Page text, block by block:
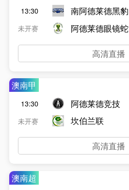
13:30
未开赛
南阿德莱德黑豹
阿德莱德眼镜蛇
高清直播
澳南甲
13:30
未开赛
阿德莱德竞技
坎伯兰联
高清直播
澳南超